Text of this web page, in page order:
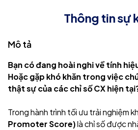
Thông tin sự
Mô tả
Bạn có đang hoài nghi về tính
Hoặc gặp khó khăn trong việc
thật sự của các chỉ số CX hiện
Trong hành trình tối ưu trải nghiệm
Promoter Score)là chỉ số được